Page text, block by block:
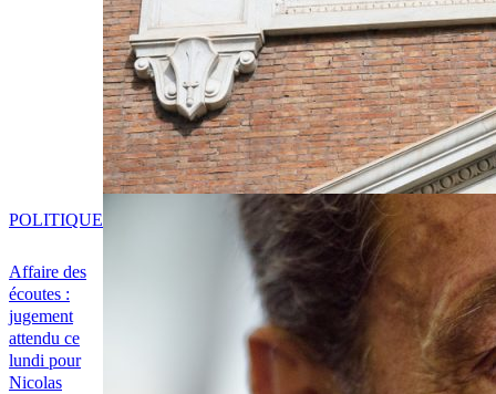
Affaire des
écoutes :
jugement
attendu ce
lundi pour
Nicolas
POLITIQUE